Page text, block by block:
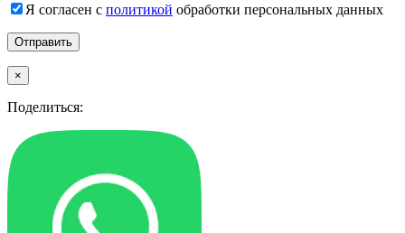
Я согласен с политикой обработки персональных данных
×
Поделиться: